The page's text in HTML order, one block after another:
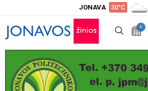
JONAVA 30°C
+